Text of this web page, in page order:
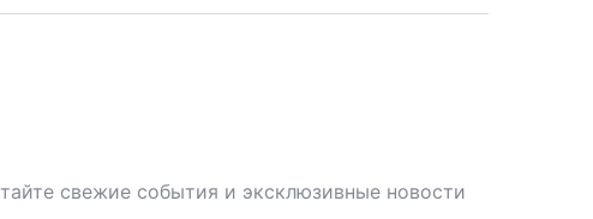
свежие события и эксклюзивные новости